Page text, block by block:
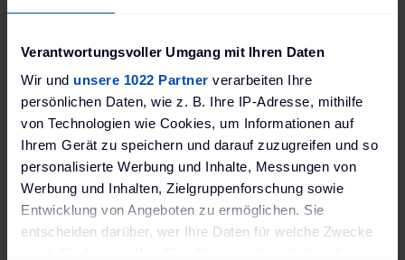
Verantwortungsvoller Umgang mit Ihren Daten
Wir und unsere 1022 Partner verarbeiten Ihre
persönlichen Daten, wie z. B. Ihre IP-Adresse, mithilfe
von Technologien wie Cookies, um Informationen auf
Ihrem Gerät zu speichern und darauf zuzugreifen und so
personalisierte Werbung und Inhalte, Messungen von
Werbung und Inhalten, Zielgruppenforschung sowie
Entwicklung von Angeboten zu ermöglichen. Sie
entscheiden darüber, wer Ihre Daten für welche Zwecke
Ich bin damit einverstanden, dass mir externe
personenbezogene Daten an Drittplattformen
übermittelt werden.Mehr dazu in unserer
Volle Konnektivität